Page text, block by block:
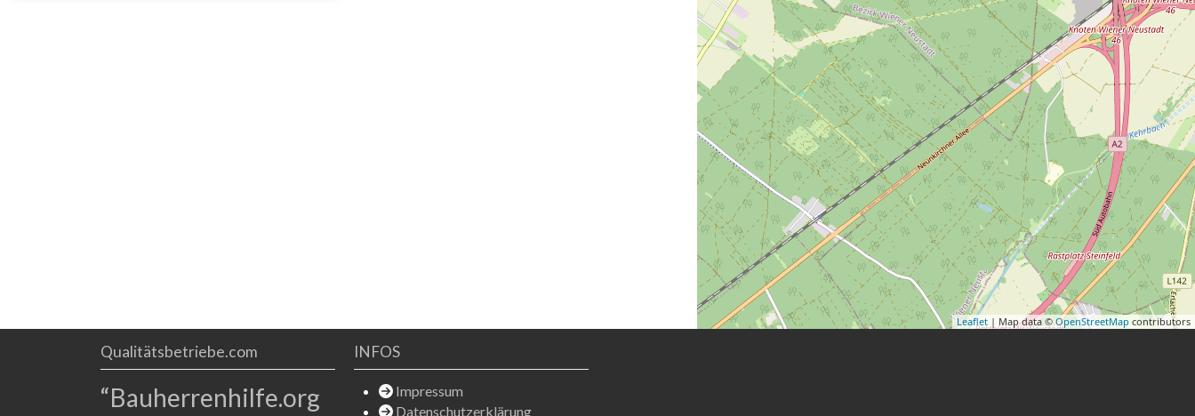
Leaflet | Map data ©OpenStreetMap contributors
Qualitätsbetriebe.com
“Bauherrenhilfe.org
INFOS
Impressum
Datenschutzerklärung